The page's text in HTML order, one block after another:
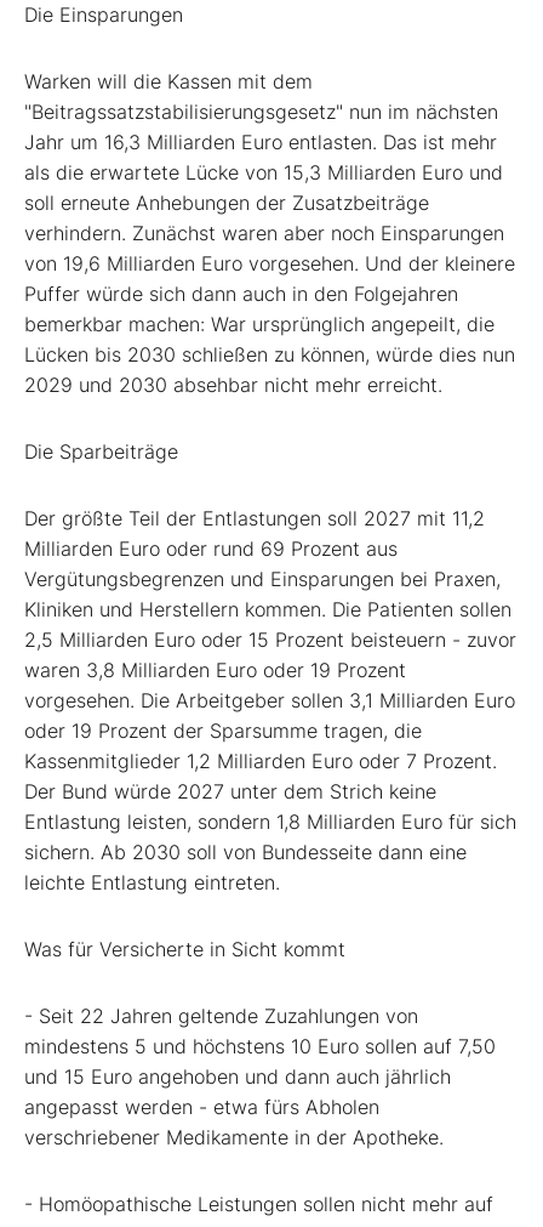
Die Einsparungen
Warken will die Kassen mit dem
"Beitragssatzstabilisierungsgesetz" nun im nächsten
Jahr um 16,3 Milliarden Euro entlasten. Das ist mehr
als die erwartete Lücke von 15,3 Milliarden Euro und
soll erneute Anhebungen der Zusatzbeiträge
verhindern. Zunächst waren aber noch Einsparungen
von 19,6 Milliarden Euro vorgesehen. Und der kleinere
Puffer würde sich dann auch in den Folgejahren
bemerkbar machen: War ursprünglich angepeilt, die
Lücken bis 2030 schließen zu können, würde dies nun
2029 und 2030 absehbar nicht mehr erreicht.
Die Sparbeiträge
Der größte Teil der Entlastungen soll 2027 mit 11,2
Milliarden Euro oder rund 69 Prozent aus
Vergütungsbegrenzen und Einsparungen bei Praxen,
Kliniken und Herstellern kommen. Die Patienten sollen
2,5 Milliarden Euro oder 15 Prozent beisteuern - zuvor
waren 3,8 Milliarden Euro oder 19 Prozent
vorgesehen. Die Arbeitgeber sollen 3,1 Milliarden Euro
oder 19 Prozent der Sparsumme tragen, die
Kassenmitglieder 1,2 Milliarden Euro oder 7 Prozent.
Der Bund würde 2027 unter dem Strich keine
Entlastung leisten, sondern 1,8 Milliarden Euro für sich
sichern. Ab 2030 soll von Bundesseite dann eine
leichte Entlastung eintreten.
Was für Versicherte in Sicht kommt
- Seit 22 Jahren geltende Zuzahlungen von
mindestens 5 und höchstens 10 Euro sollen auf 7,50
und 15 Euro angehoben und dann auch jährlich
angepasst werden - etwa fürs Abholen
verschriebener Medikamente in der Apotheke.
- Homöopathische Leistungen sollen nicht mehr auf